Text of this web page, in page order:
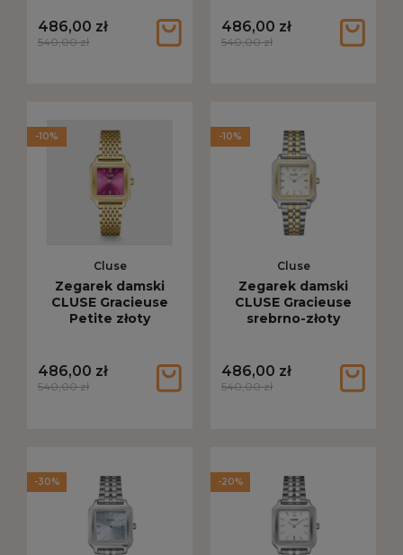
486,00 zł
540,00 zł
486,00 zł
540,00 zł
Cluse
Zegarek damski
CLUSE Gracieuse
Petite złoty
486,00 zł
540,00 zł
-10%
Cluse
Zegarek damski
CLUSE Gracieuse
srebrno-złoty
486,00 zł
540,00 zł
-10%
-30% -20%